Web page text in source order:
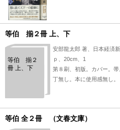
等伯 揃２冊 上、下
等伯 揃２
冊 上、下
安部龍太郎 著、日本経済
ｐ、20cm、1
第８刷、初版。カバー。
丁無し。本に使用感無し。
等伯 全２冊 （文春文庫）